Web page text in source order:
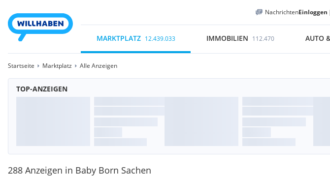
NachrichtenEinloggen
MARKTPLATZ 12.439.033 IMMOBILIEN 112.470 AUTO
Startseite Marktplatz Alle Anzeigen
TOP-ANZEIGEN
288 Anzeigen in Baby Born Sachen